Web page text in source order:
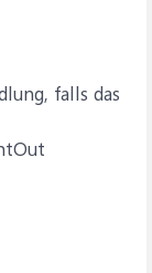
falls das